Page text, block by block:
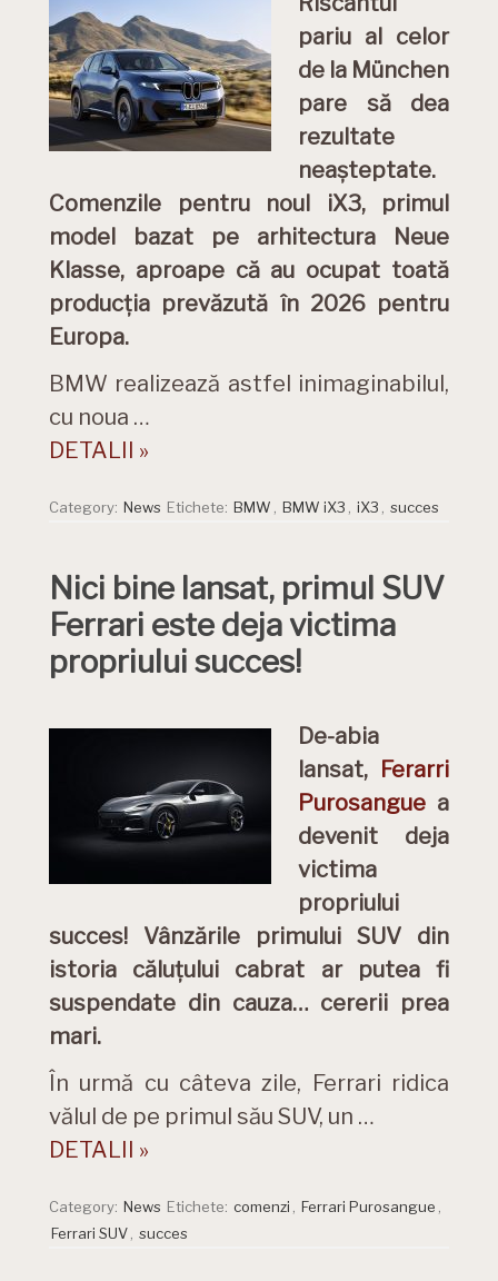
pariu al celor
de la München
pare să dea
rezultate
neașteptate.
Comenzile pentru noul iX3, primul
model bazat pe arhitectura Neue
Klasse, aproape că au ocupat toată
producția prevăzută în 2026 pentru
Europa.
BMW realizează astfel inimaginabilul,
cu noua …
DETALII »
Category: News Etichete: BMW BMW iX3 iX3 succes
Nici bine lansat, primul SUV
Ferrari este deja victima
propriului succes!
De-abia
lansat, Ferarri
Purosangue a
devenit deja
victima
propriului
succes! Vânzările primului SUV din
istoria căluțului cabrat ar putea fi
suspendate din cauza… cererii prea
mari.
În urmă cu câteva zile, Ferrari ridica
vălul de pe primul său SUV, un …
DETALII »
Category: News Etichete: comenzi Ferrari Purosangue
Ferrari SUV
succes